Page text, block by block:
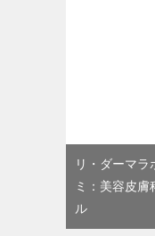
リ・ダーマラ
ミ：美容皮膚
ル